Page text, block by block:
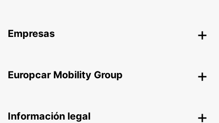
Empresas
Europcar Mobility Group
Información legal